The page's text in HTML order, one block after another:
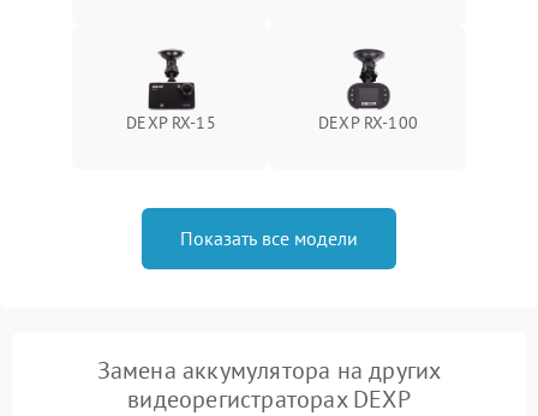
Подробнее →
Неисправность системы
DEXP RX-15 DEXP RX-100
Показать все модели
Замена аккумулятора на других
видеорегистраторах DEXP